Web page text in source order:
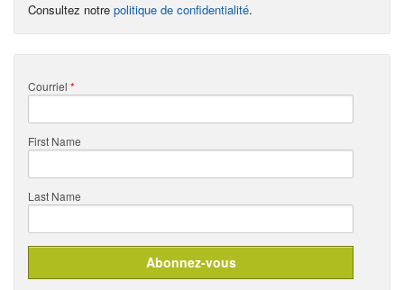
Consultez notre politique de confidentialité.
Courriel *
First Name
Last Name